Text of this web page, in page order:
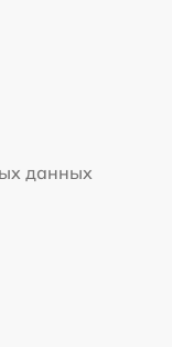
данных